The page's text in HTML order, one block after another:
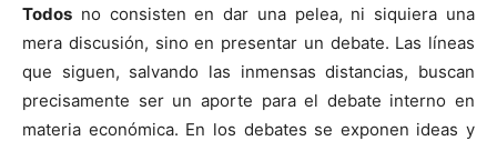
Todos no consisten en dar una pelea, ni siquiera una
mera discusión, sino en presentar un debate. Las líneas
que siguen, salvando las inmensas distancias, buscan
precisamente ser un aporte para el debate interno en
materia económica. En los debates se exponen ideas y